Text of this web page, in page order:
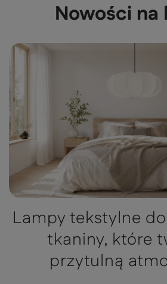
Nowości na
Lampy tekstylne
tkaniny, które
przytulną